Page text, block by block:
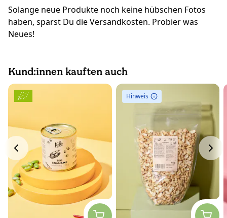
Solange neue Produkte noch keine hübschen Fotos
haben, sparst Du die Versandkosten. Probier was
Neues!
Kund:innen kauften auch
Hinweis